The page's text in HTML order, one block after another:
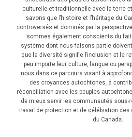
culturelle et traditionnelle avec la terre
savons que l’histoire et l’héritage du
controversés et dominés par la
sommes également conscients du
système dont nous faisons partie
que la diversité signifie l’inclusion et le
peu importe leur culture, langue ou
nous dans ce parcours visant à
des croyances autochtones, à
réconciliation avec les peuples
de mieux servir les communautés sous-
travail de protection et de célébration des
du Canada.